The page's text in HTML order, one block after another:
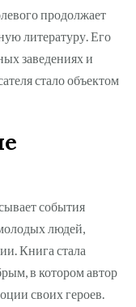
продолжает
литературу. Его
заведениях и
стало объектом
события
людей,
Книга стала
в котором автор
своих героев.